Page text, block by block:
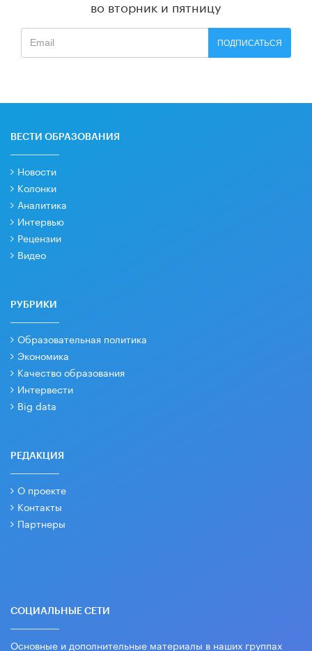
во вторник и пятницу
ПОДПИСАТЬСЯ
ВЕСТИ ОБРАЗОВАНИЯ
Новости
Колонки
Аналитика
Интервью
Рецензии
Видео
РУБРИКИ
Образовательная политика
Экономика
Качество образования
Интервести
Big data
РЕДАКЦИЯ
О проекте
Контакты
Партнеры
СОЦИАЛЬНЫЕ СЕТИ
Основные и дополнительные материалы в наших группах